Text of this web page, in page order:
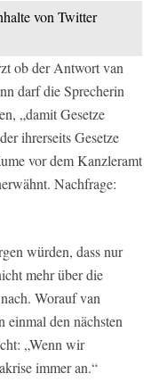
von Twitter
ob der Antwort van
darf die Sprecherin
„damit Gesetze
ihrerseits Gesetze
vor dem Kanzleramt
Nachfrage:
würden, dass nur
mehr über die
Worauf van
den nächsten
„Wenn wir
immer an.“